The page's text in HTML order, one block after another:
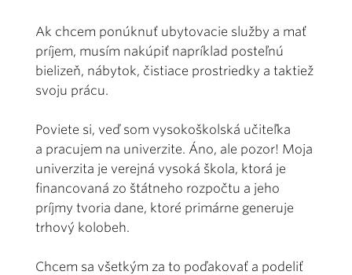
Ak chcem ponúknuť ubytovacie služby a mať
príjem, musím nakúpiť napríklad posteľnú
bielizeň, nábytok, čistiace prostriedky a taktiež
svoju prácu.
Poviete si, veď som vysokoškolská učiteľka
a pracujem na univerzite. Áno, ale pozor! Moja
univerzita je verejná vysoká škola, ktorá je
financovaná zo štátneho rozpočtu a jeho
príjmy tvoria dane, ktoré primárne generuje
trhový kolobeh.
Chcem sa všetkým za to poďakovať a podeliť